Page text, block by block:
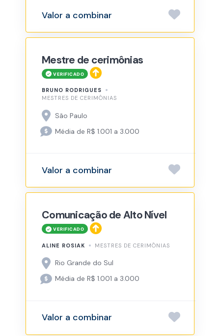
Valor a combinar
Mestre de cerimônias
BRUNO RODRIGUES
MESTRES DE CERIMÔNIAS
São Paulo
Média de R$ 1.001 a 3.000
Valor a combinar
Comunicação de Alto Nível
ALINE ROSIAK MESTRES DE CERIMÔNIAS
Rio Grande do Sul
Média de R$ 1.001 a 3.000
Valor a combinar